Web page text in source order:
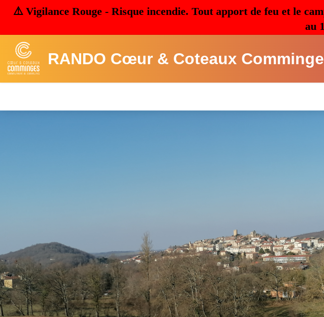
⚠️ Vigilance Rouge - Risque incendie. Tout apport de feu et le
au
RANDO Cœur & Coteaux